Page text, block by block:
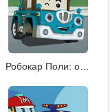
Робокар Поли: операции по спасению 3